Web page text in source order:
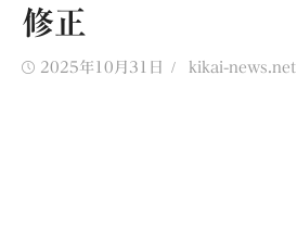
修正
Posted
2025年10月31日 Author
kikai-news.net